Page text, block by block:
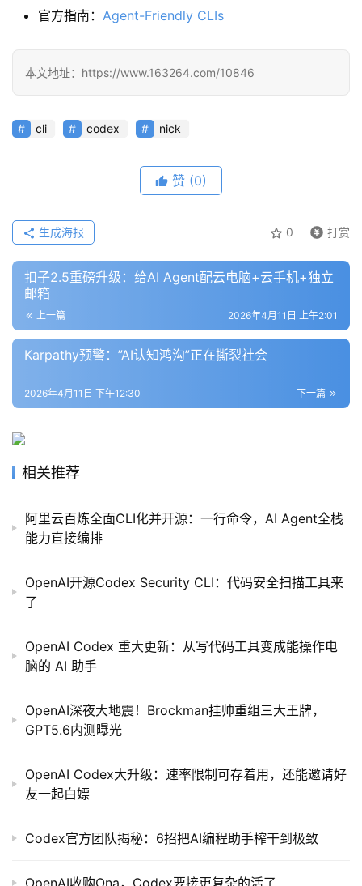
官方指南： Agent-Friendly CLIs
本文地址：https://www.163264.com/10846
cli codex nick
赞 (0)
0 打赏
生成海报
扣子2.5重磅升级：给AI Agent配云电脑+云手机+独立
邮箱
上一篇 2026年4月11日 上午2:01
Karpathy预警：”AI认知鸿沟”正在撕裂社会
下一篇
2026年4月11日 下午12:30
相关推荐
阿里云百炼全面CLI化并开源：一行命令，AI Agent全栈
能力直接编排
OpenAI开源Codex Security CLI：代码安全扫描工具来
了
OpenAI Codex 重大更新：从写代码工具变成能操作电
脑的 AI 助手
OpenAI深夜大地震！Brockman挂帅重组三大王牌，
GPT5.6内测曝光
OpenAI Codex大升级：速率限制可存着用，还能邀请好
友一起白嫖
Codex官方团队揭秘：6招把AI编程助手榨干到极致